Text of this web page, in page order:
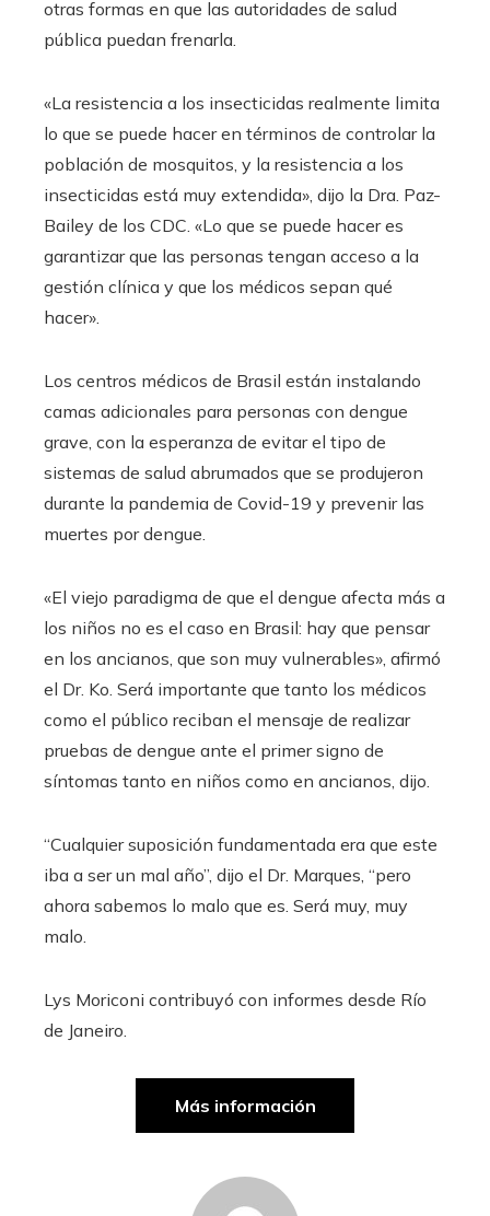
otras formas en que las autoridades de salud
pública puedan frenarla.
«La resistencia a los insecticidas realmente limita
lo que se puede hacer en términos de controlar la
población de mosquitos, y la resistencia a los
insecticidas está muy extendida», dijo la Dra. Paz-
Bailey de los CDC. «Lo que se puede hacer es
garantizar que las personas tengan acceso a la
gestión clínica y que los médicos sepan qué
hacer».
Los centros médicos de Brasil están instalando
camas adicionales para personas con dengue
grave, con la esperanza de evitar el tipo de
sistemas de salud abrumados que se produjeron
durante la pandemia de Covid-19 y prevenir las
muertes por dengue.
«El viejo paradigma de que el dengue afecta más a
los niños no es el caso en Brasil: hay que pensar
en los ancianos, que son muy vulnerables», afirmó
el Dr. Ko. Será importante que tanto los médicos
como el público reciban el mensaje de realizar
pruebas de dengue ante el primer signo de
síntomas tanto en niños como en ancianos, dijo.
“Cualquier suposición fundamentada era que este
iba a ser un mal año”, dijo el Dr. Marques, “pero
ahora sabemos lo malo que es. Será muy, muy
malo.
Lys Moriconi contribuyó con informes desde Río
de Janeiro.
Más información